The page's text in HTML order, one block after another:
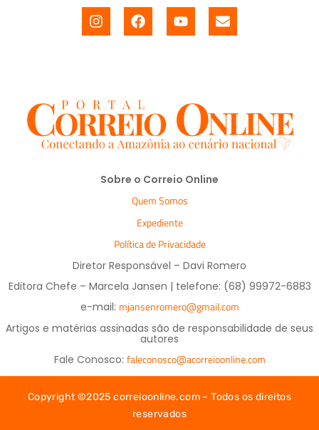
Sobre o Correio Online
Quem Somos
Expediente
Política de Privacidade
Diretor Responsável – Davi Romero
Editora Chefe – Marcela Jansen | telefone: (68) 99972-6883
e-mail: mjansenromero@gmail.com
Artigos e matérias assinadas são de responsabilidade de seus
autores
Fale Conosco: faleconosco@acorreioonline.com
Copyright ©2025 correioonline.com – Todos os direitos
reservados